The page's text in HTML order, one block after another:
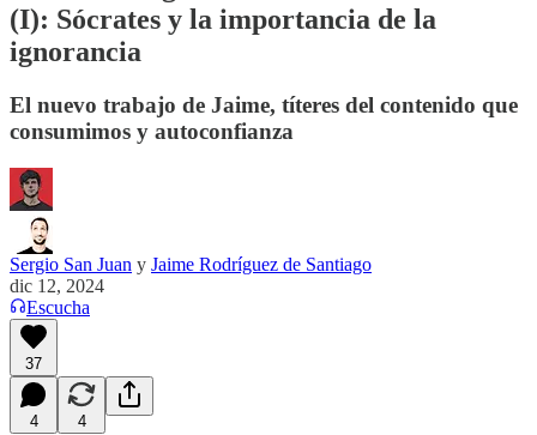
(I): Sócrates y la importancia de la
ignorancia
El nuevo trabajo de Jaime, títeres del contenido que
consumimos y autoconfianza
Sergio San Juan y Jaime Rodríguez de Santiago
dic 12, 2024
Escucha
37
4 4